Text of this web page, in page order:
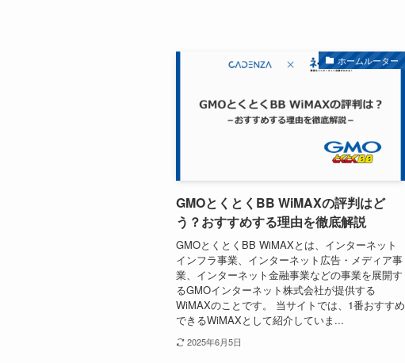
ホームルーター
GMOとくとくBB WiMAXの評判はど
う？おすすめする理由を徹底解説
GMOとくとくBB WiMAXとは、インターネット
インフラ事業、インターネット広告・メディア事
業、インターネット金融事業などの事業を展開す
るGMOインターネット株式会社が提供する
WiMAXのことです。 当サイトでは、1番おすすめ
できるWiMAXとして紹介していま...
2025年6月5日